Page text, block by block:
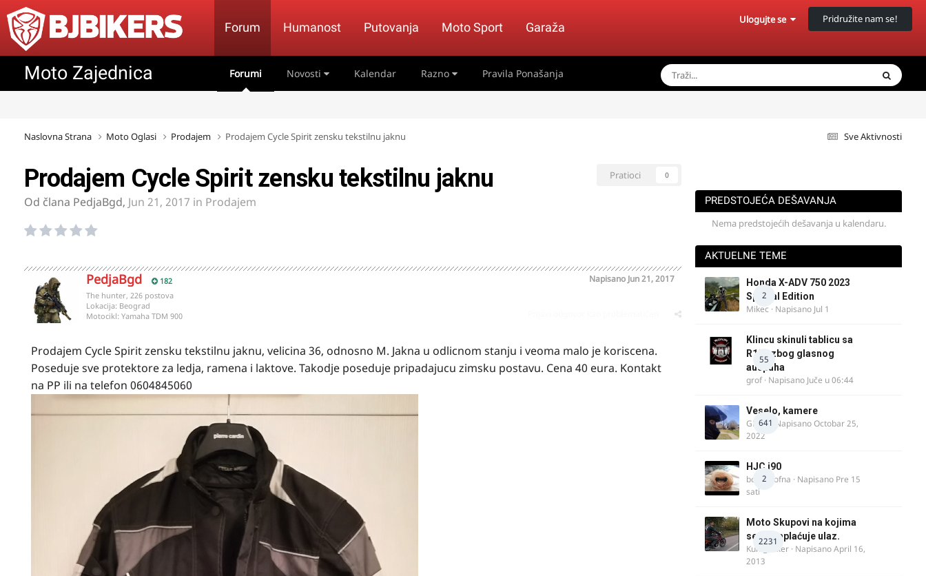
Forum Humanost Putovanja Moto Sport Garaža
Ulogujte se Pridružite nam se!
Moto Zajednica Forumi Novosti Kalendar Razno Pravila Ponašanja
Sve Aktivnosti
Naslovna Strana Moto Oglasi Prodajem Prodajem Cycle Spirit zensku tekstilnu jaknu
Pratioci 0
Prodajem Cycle Spirit zensku tekstilnu jaknu
Od člana PedjaBgd, Jun 21, 2017 in Prodajem
PedjaBgd 182 Napisano Jun 21, 2017
The hunter, 226 postova
Lokacija: Beograd
Motocikl: Yamaha TDM 900
Prodajem Cycle Spirit zensku tekstilnu jaknu, velicina 36, odnosno M. Jakna u odlicnom stanju i veoma malo je koriscena.
Poseduje sve protektore za ledja, ramena i laktove. Takodje poseduje pripadajucu zimsku postavu. Cena 40 eura. Kontakt
na PP ili na telefon 0604845060
PREDSTOJEĆA DEŠAVANJA
Nema predstojećih dešavanja u kalendaru.
AKTUELNE TEME
2
Honda X-ADV 750 2023
Special Edition
Mikec · Napisano Jul 1
55
Klincu skinuli tablicu sa
R125 zbog glasnog
auspuha
grof· Napisano Juče u 06:44
641
Veselo, kamere
GR 46· NapisanoOctobar 25,
2022
2
HJC i90
bobi_krofna · Napisano Pre 15
sati
2231
Moto Skupovi na kojima
se ne naplaćuje ulaz.
Kum_Mixer · NapisanoApril 16,
2013